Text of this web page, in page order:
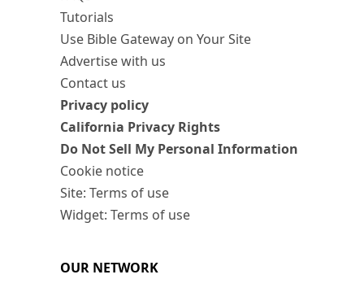
Tutorials
Use Bible Gateway on Your Site
Advertise with us
Contact us
Privacy policy
California Privacy Rights
Do Not Sell My Personal Information
Cookie notice
Site: Terms of use
Widget: Terms of use
OUR NETWORK